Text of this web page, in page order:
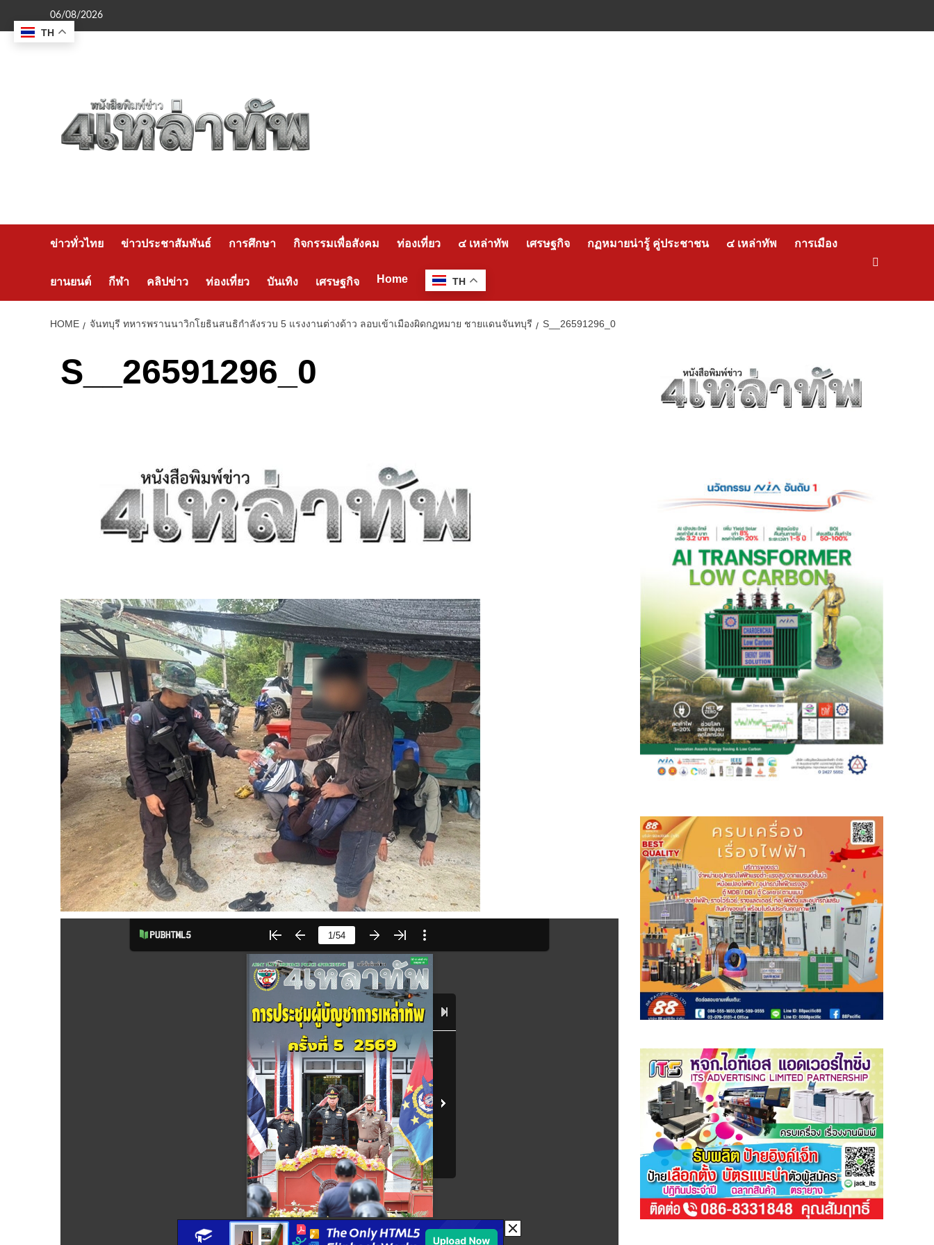
content
06/08/2026
ข่าวทั่วไทย ข่าวประชาสัมพันธ์ การศึกษา กิจกรรมเพื่อสังคม ท่องเที่ยว ๔ เหล่าทัพ เศรษฐกิจ กฏหมายน่ารู้ คู่ประชาชน ๔ เหล่าทัพ การเมือง
ยานยนต์ กีฬา คลิปข่าว ท่องเที่ยว บันเทิง เศรษฐกิจ Home TH
HOME จันทบุรี ทหารพรานนาวิกโยธินสนธิกำลังรวบ 5 แรงงานต่างด้าว ลอบเข้าเมืองผิดกฎหมาย ชายแดนจันทบุรี S__26591296_0
S__26591296_0
TH